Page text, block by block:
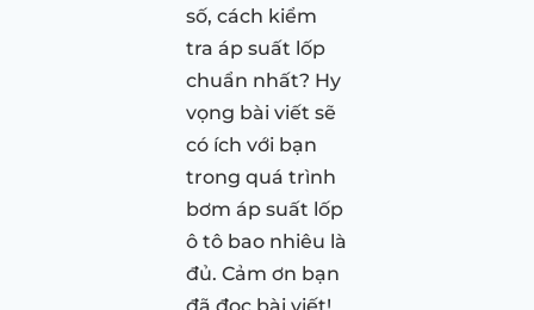
số, cách kiểm
tra áp suất lốp
chuẩn nhất? Hy
vọng bài viết sẽ
có ích với bạn
trong quá trình
bơm áp suất lốp
ô tô bao nhiêu là
đủ. Cảm ơn bạn
đã đọc bài viết!